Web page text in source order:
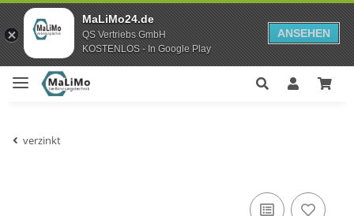
MaLiMo24.de
QS Vertriebs GmbH
KOSTENLOS - In Google Play
ANSEHEN
verzinkt